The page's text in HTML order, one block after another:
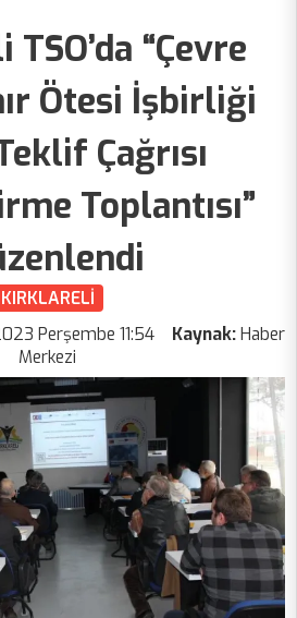
“Çevre
Ötesi İşbirliği
Çağrısı
Toplantısı”
KIRKLARELİ
Perşembe 11:54 Kaynak:Haber
Merkezi